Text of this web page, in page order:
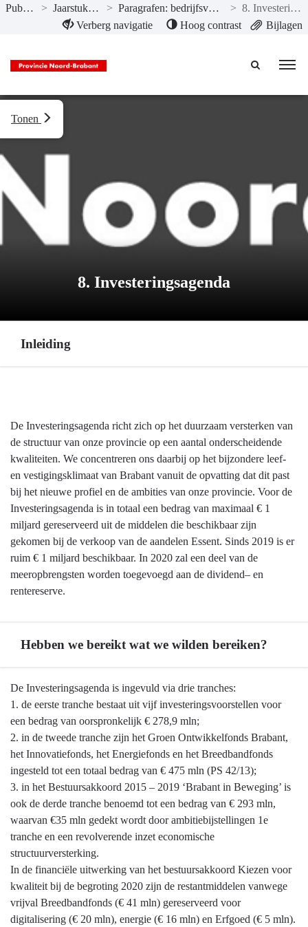
Naar hoofdinhoud
Publicaties > Jaarstukken 2019 > Paragrafen: bedrijfsvoering en overige >
8. Investeringsagenda
Verberg navigatie
Hoog contrast Bijlagen
8. Investeringsagenda
Tonen
Inleiding
navigatie
Investeringsagenda
Inleiding
De Investeringsagenda richt zich op het duurzaam versterken van
de structuur van onze provincie op een aantal onderscheidende
kwaliteiten. We concentreren ons daarbij op het bijzondere leef-
en vestigingsklimaat van Brabant vanuit de opvatting dat dit past
bij het nieuwe profiel en de ambities van onze provincie. Voor de
Investeringsagenda is in totaal een bedrag van maximaal € 1
miljard gereserveerd uit de middelen die beschikbaar zijn
gekomen bij de verkoop van de aandelen Essent. Sinds 2019 is er
ruim € 1 miljard beschikbaar. In 2020 zal een deel van de
meeropbrengsten worden toegevoegd aan de dividend– en
rentereserve.
Hebben we bereikt wat we wilden bereiken?
Terug
naar
navigatie
Investeringsagenda
Hebben
we
bereikt
wat
we
wilden
bereiken?
De Investeringsagenda is ingevuld via drie tranches:
1. de eerste tranche bestaat uit vijf investeringsvoorstellen voor
een bedrag van oorspronkelijk € 278,9 mln;
2. in de tweede tranche zijn het Groen Ontwikkelfonds Brabant,
het Innovatiefonds, het Energiefonds en het Breedbandfonds
ingesteld tot een totaal bedrag van € 475 mln (PS 42/13);
3. in het Bestuursakkoord 2015 – 2019 ‘Brabant in Beweging’ is
ook de derde tranche benoemd tot een bedrag van € 293 mln,
waarvan €35 mln gedekt wordt door ambitiebijstellingen 1e
tranche en een revolverende inzet economische
structuurversterking.
In de financiële uitwerking van het bestuursakkoord Kiezen voor
kwaliteit bij de begroting 2020 zijn de restantmiddelen vanwege
vrijval Breedbandfonds (€ 41 mln) gereserveerd voor
digitalisering (€ 20 mln), energie (€ 16 mln) en Erfgoed (€ 5 mln).